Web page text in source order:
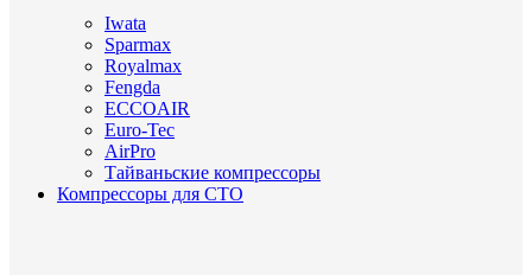
Iwata
Sparmax
Royalmax
Fengda
ECCOAIR
Euro-Tec
AirPro
Тайваньские компрессоры
Компрессоры для СТО